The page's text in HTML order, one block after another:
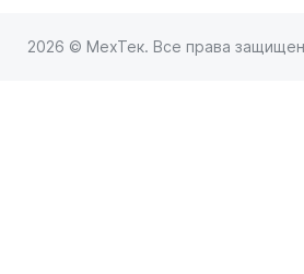
2026 © МехТек. Все права